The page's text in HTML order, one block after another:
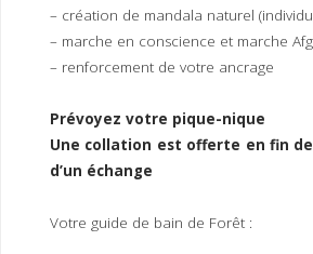
– création de mandala naturel
– marche en conscience et marche
– renforcement de votre ancrage
Prévoyez votre pique-nique
Une collation est offerte en fin
d’un échange
Votre guide de bain de Forêt :